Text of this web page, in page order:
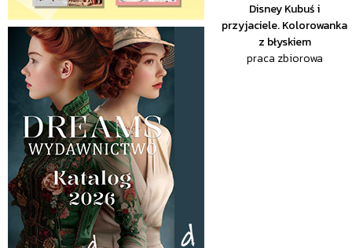
Disney Kubuś i
przyjaciele. Kolorowanka
z błyskiem
praca zbiorowa